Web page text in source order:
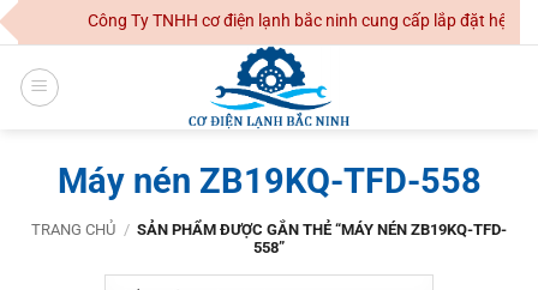
Skip
to
content
Công Ty TNHH cơ điện lạnh bắc ninh cung cấp lắp đặt hệ
Máy nén ZB19KQ-TFD-558
TRANG CHỦ / SẢN PHẨM ĐƯỢC GẮN THẺ “MÁY NÉN ZB19KQ-TFD-
558”